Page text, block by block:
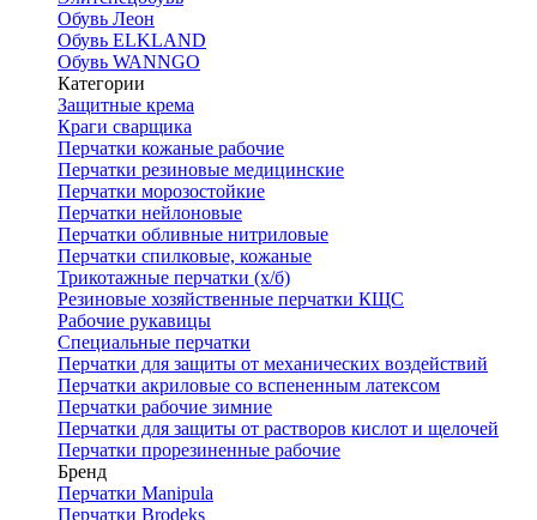
Обувь Леон
Обувь ELKLAND
Обувь WANNGO
Категории
Защитные крема
Краги сварщика
Перчатки кожаные рабочие
Перчатки резиновые медицинские
Перчатки морозостойкие
Перчатки нейлоновые
Перчатки обливные нитриловые
Перчатки спилковые, кожаные
Трикотажные перчатки (х/б)
Резиновые хозяйственные перчатки КЩС
Рабочие рукавицы
Специальные перчатки
Перчатки для защиты от механических воздействий
Перчатки акриловые со вспененным латексом
Перчатки рабочие зимние
Перчатки для защиты от растворов кислот и щелочей
Перчатки прорезиненные рабочие
Бренд
Перчатки Manipula
Перчатки Brodeks